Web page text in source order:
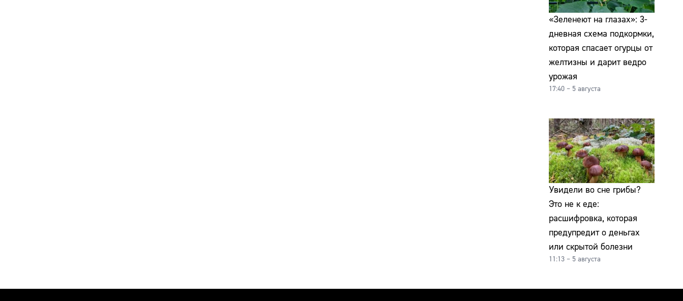
«Зеленеют на глазах»: 3-
дневная схема подкормки,
которая спасает огурцы от
желтизны и дарит ведро
урожая
17:40 – 5 августа
Увидели во сне грибы?
Это не к еде:
расшифровка, которая
предупредит о деньгах
или скрытой болезни
11:13 – 5 августа